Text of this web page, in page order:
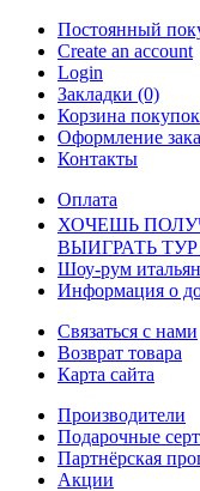
Постоянный
Create an account
Login
Закладки (0)
Корзина покупок
Оформление
Контакты
Оплата
ХОЧЕШЬ
ВЫИГРАТЬ
Шоу-рум
Информация о
Связаться с нами
Возврат товара
Карта сайта
Производители
Подарочные
Партнёрская
Акции